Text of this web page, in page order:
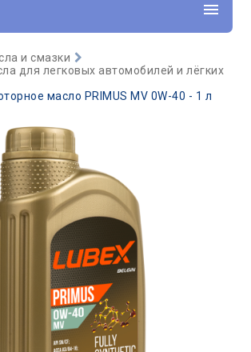
и смазки
для легковых автомобилей и лёгких
масло PRIMUS MV 0W-40 - 1 л